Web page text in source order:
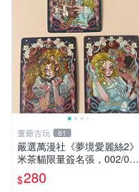
董爺古玩 61
嚴選萬漫社《夢境愛麗絲2》
米茶貓限量簽名張，002/003
珍藏版，首賣難得機會 夢境
愛麗絲 米茶貓 限量簽名
$280